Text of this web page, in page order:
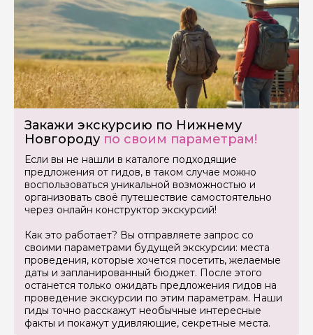
Закажи экскурсию по Нижнему
Новгороду по своим параметрам!
Если вы не нашли в каталоге подходящие
предложения от гидов, в таком случае можно
воспользоваться уникальной возможностью и
организовать своё путешествие самостоятельно
через онлайн конструктор экскурсий!
Как это работает? Вы отправляете запрос со
своими параметрами будущей экскурсии: места
проведения, которые хочется посетить, желаемые
даты и запланированный бюджет. После этого
останется только ожидать предложения гидов на
проведение экскурсии по этим параметрам. Наши
гиды точно расскажут необычные интересные
факты и покажут удивляющие, секретные места.
Задайте свой вопрос гиду